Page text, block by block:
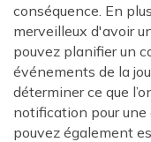
conséquence. En
merveilleux d'avoir
pouvez planifier un
événements de la
déterminer ce que
notification pour une
pouvez également